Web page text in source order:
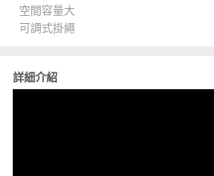
空間容量大
可調式掛繩
詳細介紹